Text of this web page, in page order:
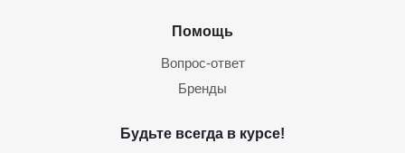
Помощь
Вопрос-ответ
Бренды
Будьте всегда в курсе!